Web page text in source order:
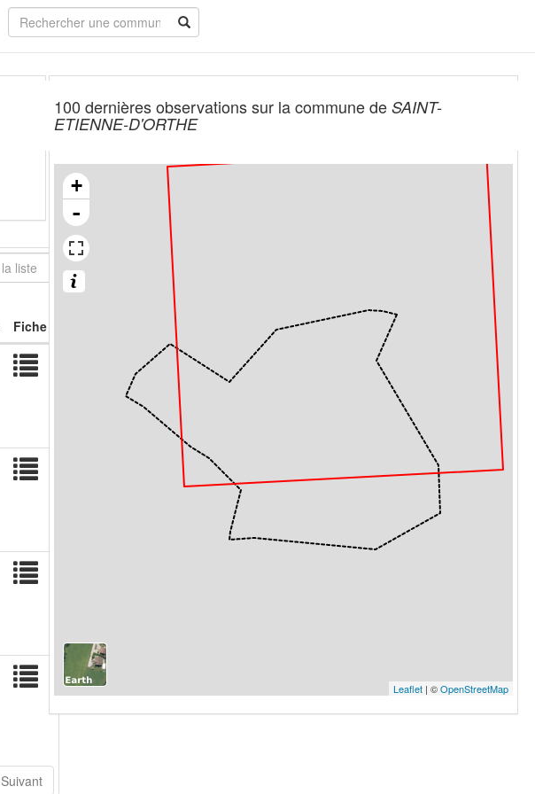
Fiche
Suivant
100 dernières observations sur la commune de SAINT-
ETIENNE-D'ORTHE
+
-
Leaflet| ©OpenStreetMap